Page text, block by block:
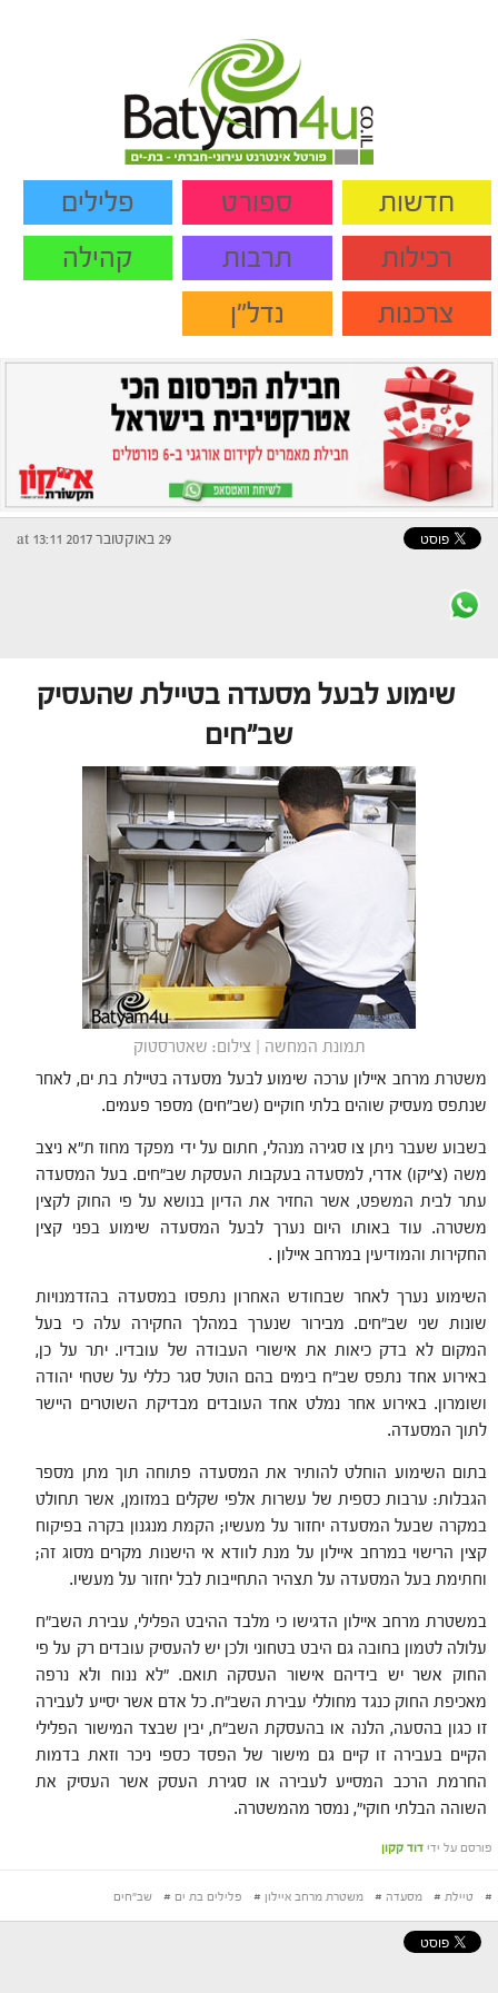
חדשות ספורט
פלילים
רכילות
תרבות
קהילה
צרכנות
נדל"ן
29 באוקטובר 2017 at 13:11
שימוע לבעל מסעדה בטיילת שהעסיק
שב"חים
תמונת המחשה | צילום: שאטרסטוק
משטרת מרחב איילון ערכה שימוע לבעל מסעדה בטיילת בת ים, לאחר
שנתפס מעסיק שוהים בלתי חוקיים (שב"חים) מספר פעמים.
בשבוע שעבר ניתן צו סגירה מנהלי, חתום על ידי מפקד מחוז ת"א ניצב
משה (צ'יקו) אדרי, למסעדה בעקבות העסקת שב"חים. בעל המסעדה
עתר לבית המשפט, אשר החזיר את הדיון בנושא על פי החוק לקצין
משטרה. עוד באותו היום נערך לבעל המסעדה שימוע בפני קצין
החקירות והמודיעין במרחב איילון .
השימוע נערך לאחר שבחודש האחרון נתפסו במסעדה בהזדמנויות
שונות שני שב"חים. מבירור שנערך במהלך החקירה עלה כי בעל
המקום לא בדק כיאות את אישורי העבודה של עובדיו. יתר על כן,
באירוע אחד נתפס שב"ח בימים בהם הוטל סגר כללי על שטחי יהודה
ושומרון. באירוע אחר נמלט אחד העובדים מבדיקת השוטרים היישר
לתוך המסעדה.
בתום השימוע הוחלט להותיר את המסעדה פתוחה תוך מתן מספר
הגבלות: ערבות כספית של עשרות אלפי שקלים במזומן, אשר תחולט
במקרה שבעל המסעדה יחזור על מעשיו; הקמת מנגנון בקרה בפיקוח
קצין הרישוי במרחב איילון על מנת לוודא אי הישנות מקרים מסוג זה;
וחתימת בעל המסעדה על תצהיר התחייבות לבל יחזור על מעשיו.
במשטרת מרחב איילון הדגישו כי מלבד ההיבט הפלילי, עבירת השב"ח
עלולה לטמון בחובה גם היבט בטחוני ולכן יש להעסיק עובדים רק על פי
החוק אשר יש בידיהם אישור העסקה תואם. "לא ננוח ולא נרפה
מאכיפת החוק כנגד מחוללי עבירת השב"ח. כל אדם אשר יסייע לעבירה
זו כגון בהסעה, הלנה או בהעסקת השב"ח, יבין שבצד המישור הפלילי
הקיים בעבירה זו קיים גם מישור של הפסד כספי ניכר וזאת בדמות
החרמת הרכב המסייע לעבירה או סגירת העסק אשר העסיק את
השוהה הבלתי חוקי", נמסר מהמשטרה.
פורסם על ידי דוד קקון
# טיילת # מסעדה # משטרת מרחב איילון # פלילים בת ים # שב"חים